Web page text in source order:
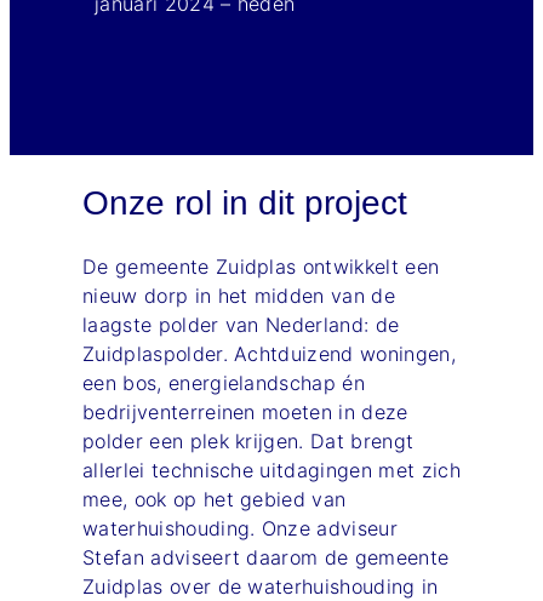
Onze rol in dit project
De gemeente Zuidplas ontwikkelt een
nieuw dorp in het midden van de
laagste polder van Nederland: de
Zuidplaspolder. Achtduizend woningen,
een bos, energielandschap én
bedrijventerreinen moeten in deze
polder een plek krijgen. Dat brengt
allerlei technische uitdagingen met zich
mee, ook op het gebied van
waterhuishouding. Onze adviseur
Stefan adviseert daarom de gemeente
Zuidplas over de waterhuishouding in